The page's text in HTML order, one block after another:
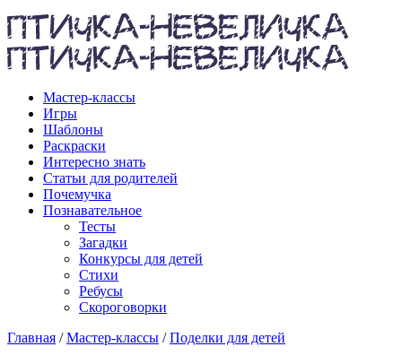
Мастер-классы
Игры
Шаблоны
Раскраски
Интересно знать
Статьи для родителей
Почемучка
Познавательное
Тесты
Загадки
Конкурсы для детей
Стихи
Ребусы
Скороговорки
Главная /Мастер-классы /Поделки для детей